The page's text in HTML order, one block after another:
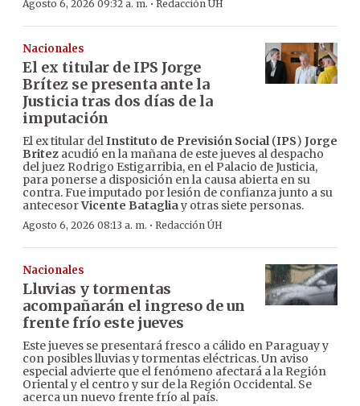
Agosto 6, 2026 09:32 a. m. · Redacción ÚH
Nacionales
El ex titular de IPS Jorge
Brítez se presenta ante la
Justicia tras dos días de la
imputación
El ex titular delInstituto de Previsión Social(IPS) Jorge
Britez acudió en la mañana de este jueves al despacho
del juez Rodrigo Estigarribia, en el Palacio de Justicia,
para ponerse a disposición en la causa abierta en su
contra. Fue imputado por lesión de confianza junto a su
antecesorVicente Batagliay otras siete personas.
Agosto 6, 2026 08:13 a. m. · Redacción ÚH
Nacionales
Lluvias y tormentas
acompañarán el ingreso de un
frente frío este jueves
Este jueves se presentará fresco a cálido en Paraguay y
con posibles lluvias y tormentas eléctricas. Un aviso
especial advierte que el fenómeno afectará a la Región
Oriental y el centro y sur de la Región Occidental. Se
acerca un nuevo frente frío al país.